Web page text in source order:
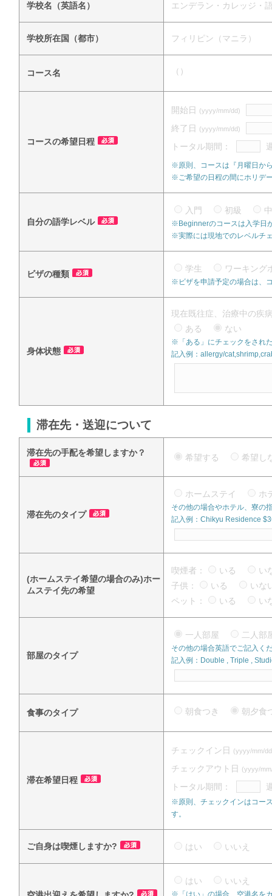
学校名（英語名） エンデラン・カレッジ・
学校所在国（都市） フィリピン（マニラ）
コース名 （）
コースの希望日程
開始日 (yyyy/mm/dd)
終了日 (yyyy/mm/dd)
トータル期間：
※原則、コースは『月曜日か
※ご希望の日程の間にホリデ
自分の語学レベル
入門 初級
※Beginnerのコースは入学日
※実際には現地でのレベルチ
ビザの種類
学生 ワーキン
※ビザを申請予定の場合は、
身体状態
現在既往症、治療中の疾
ある
ない
※「ある」にチェックをされ
記入例：allergy/
滞在先・送迎について
滞在先の手配を希望しますか？ 希望する 希望
滞在先のタイプ
ホームステイ ホ
その他の場合やホテル、寮の
記入例：Chikyu Residence
(ホームステイ希望の場合のみ)ホー
ムステイ先の希望
喫煙者： いる
い
子供：
いる
い
ペット：
いる い
部屋のタイプ
一人部屋 二人
その他の場合英語でご記入く
記入例：Double , Triple ,
食事のタイプ 朝食つき 朝夕
滞在希望日程
チェックイン日 (yyyy/mm/
チェックアウト日 (yyyy/
トータル期間：
※原則、チェックインはコー
す。
ご自身は喫煙しますか? はい いいえ
はい いいえ
※「はい」の場合、空港名を